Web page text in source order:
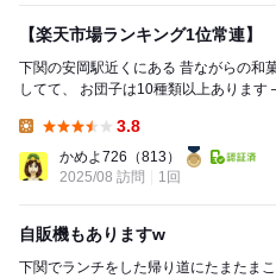
【楽天市場ランキング1位常連】
下関の安岡駅近くにある 昔ながらの和菓子屋さん 工場で作りたてを直売
してて、 お団子は10種類以上あります ────────────── ▶︎幸ふく
3.8
かめよ726 （813）
2025/08 訪問
1回
自販機もありますw
下関でランチをした帰り道にたまたま